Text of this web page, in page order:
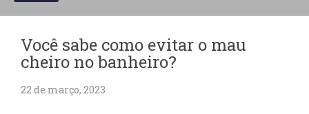
Você sabe como evitar o mau
cheiro no banheiro?
22 de março, 2023